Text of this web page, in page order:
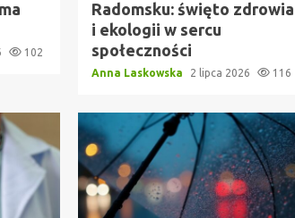
102
Radomsku: święto zdrowia
i ekologii w sercu
społeczności
Anna Laskowska 2 lipca 2026 116